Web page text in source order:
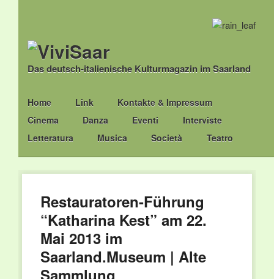
Das deutsch-italienische Kulturmagazin im Saarland
Main menu
Skip
to
content
Home Link
Kontakte & Impressum
Cinema
Danza Eventi
Interviste
Letteratura
Musica Società Teatro
Restauratoren-Führung
“Katharina Kest” am 22.
Mai 2013 im
Saarland.Museum | Alte
Sammlung